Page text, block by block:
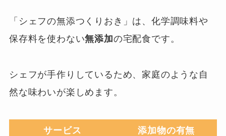
「シェフの無添つくりおき」は、化学調味料や
保存料を使わない無添加の宅配食です。
シェフが手作りしているため、家庭のような自
然な味わいが楽しめます。
サービス 添加物の有無